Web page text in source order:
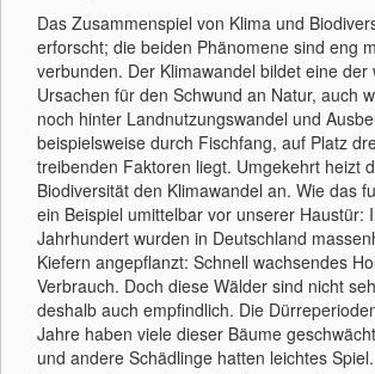
Das Zusammenspiel von Klima und
erforscht; die beiden Phänomene sind eng
verbunden. Der Klimawandel bildet eine der
Ursachen für den Schwund an Natur, auch
noch hinter Landnutzungswandel und
beispielsweise durch Fischfang, auf Platz
treibenden Faktoren liegt. Umgekehrt heizt
Biodiversität den Klimawandel an. Wie das
ein Beispiel umittelbar vor unserer Haustür:
Jahrhundert wurden in Deutschland
Kiefern angepflanzt: Schnell wachsendes
Verbrauch. Doch diese Wälder sind nicht
deshalb auch empfindlich. Die
Jahre haben viele dieser Bäume
und andere Schädlinge hatten leichtes